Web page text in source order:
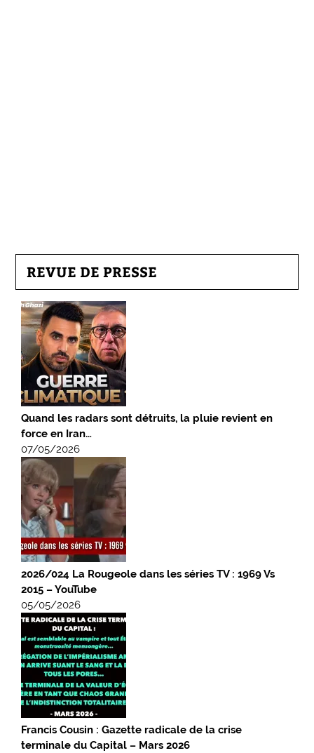
REVUE DE PRESSE
Quand les radars sont détruits, la pluie revient en
force en Iran…
07/05/2026
2026/024 La Rougeole dans les séries TV : 1969 Vs
2015 – YouTube
05/05/2026
Francis Cousin : Gazette radicale de la crise
terminale du Capital – Mars 2026